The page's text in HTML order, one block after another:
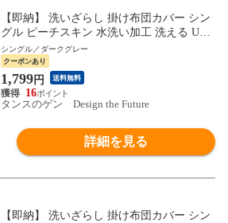
【即納】 洗いざらし 掛け布団カバー シン
グル ピーチスキン 水洗い加工 洗える U字
ファスナー スナップボタン 掛布団カバー
掛ふとんカバー 布団カバー 掛けカバー 掛
け布団 おしゃれ 81900224〔ダークグレ
ー〕
シングル／ダークグレー
クーポンあり
1,799円 送料無料
16
タンスのゲン Design the Future
詳細を見る
【即納】 洗いざらし 掛け布団カバー シン